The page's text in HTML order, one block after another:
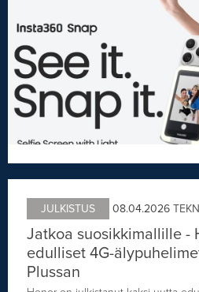
JULKISTUS 08.04.2026
Jatkoa suosikkimallille -
edulliset 4G-
Plussan